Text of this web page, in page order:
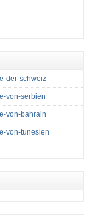
der-schweiz
von-serbien
von-bahrain
von-tunesien